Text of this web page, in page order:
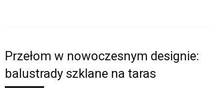
Przełom w nowoczesnym designie:
balustrady szklane na taras